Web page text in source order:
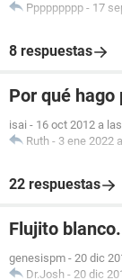
Ppppppppp - 17
8 respuestas
Por qué hago
isai - 16 oct 2012 a
Ruth - 3 ene 2022
22 respuestas
Flujito
genesispm - 20 dic
Dr.Josh - 20 dic